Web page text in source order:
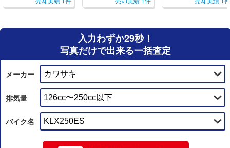
入力わずか29秒！
写真だけで出来る一括査定
メーカー
排気量
バイク名